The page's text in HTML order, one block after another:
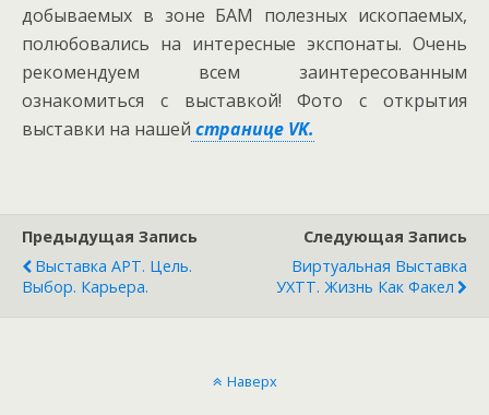
добываемых в зоне БАМ полезных ископаемых,
полюбовались на интересные экспонаты. Очень
рекомендуем всем заинтересованным
ознакомиться с выставкой! Фото с открытия
выставки на нашей странице VK.
Предыдущая Запись
Выставка АРТ. Цель.
Выбор. Карьера.
Следующая Запись
Виртуальная Выставка
УХТТ. Жизнь Как Факел
Наверх